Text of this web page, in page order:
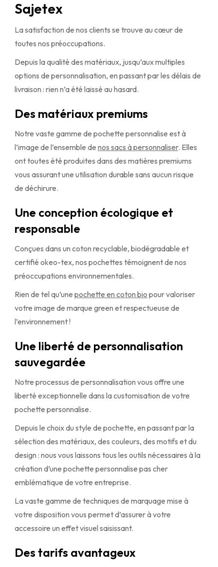
Sajetex
La satisfaction de nos clients se trouve au cœur de
toutes nos préoccupations.
Depuis la qualité des matériaux, jusqu’aux multiples
options de personnalisation, en passant par les délais de
livraison : rien n’a été laissé au hasard.
Des matériaux premiums
Notre vaste gamme de pochette personnalise est à
l’image de l’ensemble de nos sacs à personnaliser. Elles
ont toutes été produites dans des matières premiums
vous assurant une utilisation durable sans aucun risque
de déchirure.
Une conception écologique et
responsable
Conçues dans un coton recyclable, biodégradable et
certifié okeo-tex, nos pochettes témoignent de nos
préoccupations environnementales.
Rien de tel qu’une pochette en coton bio pour valoriser
votre image de marque green et respectueuse de
l’environnement !
Une liberté de personnalisation
sauvegardée
Notre processus de personnalisation vous offre une
liberté exceptionnelle dans la customisation de votre
pochette personnalise.
Depuis le choix du style de pochette, en passant par la
sélection des matériaux, des couleurs, des motifs et du
design : nous vous laissons tous les outils nécessaires à la
création d’une pochette personnalise pas cher
emblématique de votre entreprise.
La vaste gamme de techniques de marquage mise à
votre disposition vous permet d’assurer à votre
accessoire un effet visuel saisissant.
Des tarifs avantageux